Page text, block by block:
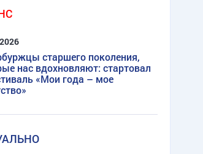
старшего поколения,
нас вдохновляют: стартовал
«Мои года – мое